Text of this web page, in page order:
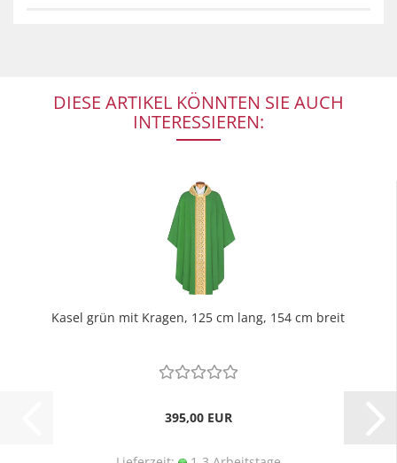
DIESE ARTIKEL KÖNNTEN SIE AUCH
INTERESSIEREN:
Kasel grün mit Kragen, 125 cm lang, 154 cm breit
395,00 EUR